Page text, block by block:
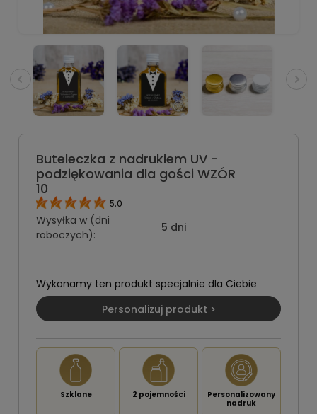
Buteleczka z nadrukiem UV -
podziękowania dla gości WZÓR
10
5.0
Wysyłka w (dni
roboczych):
5 dni
Wykonamy ten produkt specjalnie dla Ciebie
Personalizuj produkt >
Szklane 2 pojemności
Personalizowany
nadruk